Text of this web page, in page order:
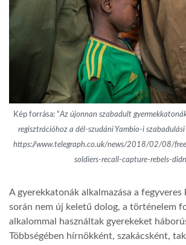
Kép forrása: “Az újonnan szabadult
regisztrációhoz a dél-szudáni Yambio-i szabadulási
https://www.telegraph.co.uk/news/2018/02/08/
soldiers-recall-capture-rebels-
A gyerekkatonák alkalmazása a
során nem új keletű dolog, a történelem
alkalommal használtak gyerekeket
Többségében hírnökként, szakácsként,